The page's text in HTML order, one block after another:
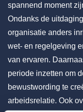
spannend moment
Ondanks de
organisatie anders
wet- en regelgeving
van ervaren.
periode inzetten om
bewustwording te
arbeidsrelatie. Ook